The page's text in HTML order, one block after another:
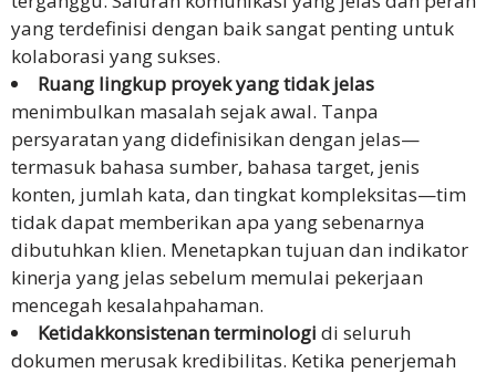
yang terdefinisi dengan baik sangat penting untuk
kolaborasi yang sukses.
Ruang lingkup proyek yang tidak jelas
menimbulkan masalah sejak awal. Tanpa
persyaratan yang didefinisikan dengan jelas—
termasuk bahasa sumber, bahasa target, jenis
konten, jumlah kata, dan tingkat kompleksitas—tim
tidak dapat memberikan apa yang sebenarnya
dibutuhkan klien. Menetapkan tujuan dan indikator
kinerja yang jelas sebelum memulai pekerjaan
mencegah kesalahpahaman.
Ketidakkonsistenan terminologi di seluruh
dokumen merusak kredibilitas. Ketika penerjemah
Ketentuan
Layanan
Sumber
Daya
Hubungi
Kami
Ajukan
Penawaran
Harga